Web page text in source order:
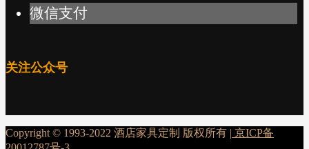
微信支付
关注公众号
Copyright © 1993-2022 酒店家具定制 版权所有 | 京ICP备